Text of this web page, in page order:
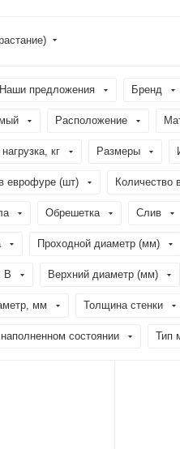
Наши предложения Бренд
Расположение
кг Размеры
еврофуре (шт) Количество
Обрешетка Слив
Проходной диаметр (мм)
В Верхний диаметр (мм)
мм Толщина стенки
состоянии Тип